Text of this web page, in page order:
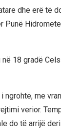
dhe erë të
Punë
18 gradë
ngrohtë, me
verior.
do të arrijë